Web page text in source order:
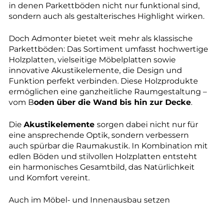
in denen Parkettböden nicht nur funktional sind,
sondern auch als gestalterisches Highlight wirken.
Doch Admonter bietet weit mehr als klassische
Parkettböden: Das Sortiment umfasst hochwertige
Holzplatten, vielseitige Möbelplatten sowie
innovative Akustikelemente, die Design und
Funktion perfekt verbinden. Diese Holzprodukte
ermöglichen eine ganzheitliche Raumgestaltung –
vom Boden über die Wand bis hin zur Decke.
Die Akustikelemente sorgen dabei nicht nur für
eine ansprechende Optik, sondern verbessern
auch spürbar die Raumakustik. In Kombination mit
edlen Böden und stilvollen Holzplatten entsteht
ein harmonisches Gesamtbild, das Natürlichkeit
und Komfort vereint.
Auch im Möbel- und Innenausbau setzen